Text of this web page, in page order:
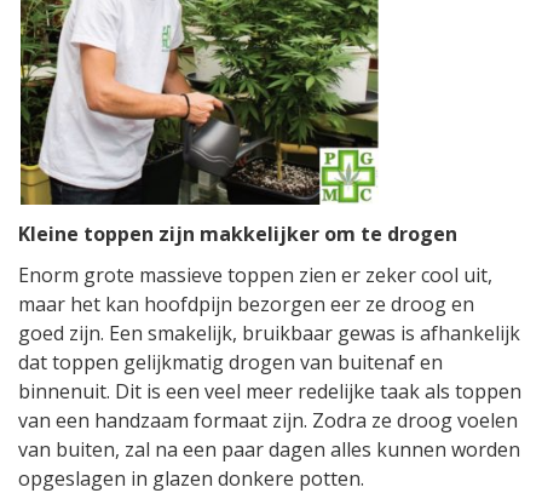
Kleine toppen zijn makkelijker om te drogen
Enorm grote massieve toppen zien er zeker cool uit,
maar het kan hoofdpijn bezorgen eer ze droog en
goed zijn. Een smakelijk, bruikbaar gewas is afhankelijk
dat toppen gelijkmatig drogen van buitenaf en
binnenuit. Dit is een veel meer redelijke taak als toppen
van een handzaam formaat zijn. Zodra ze droog voelen
van buiten, zal na een paar dagen alles kunnen worden
opgeslagen in glazen donkere potten.